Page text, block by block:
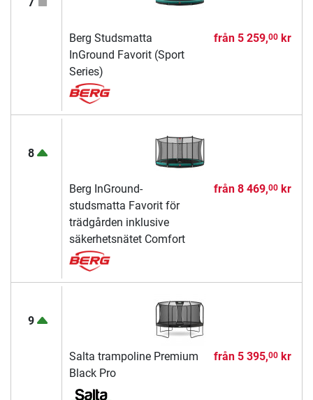
7
Berg Studsmatta
InGround Favorit (Sport
Series)
från 5 259,00kr
8
Berg InGround-
studsmatta Favorit för
trädgården inklusive
säkerhetsnätet Comfort
från 8 469,00kr
9
Salta trampoline Premium
Black Pro
från 5 395,00kr